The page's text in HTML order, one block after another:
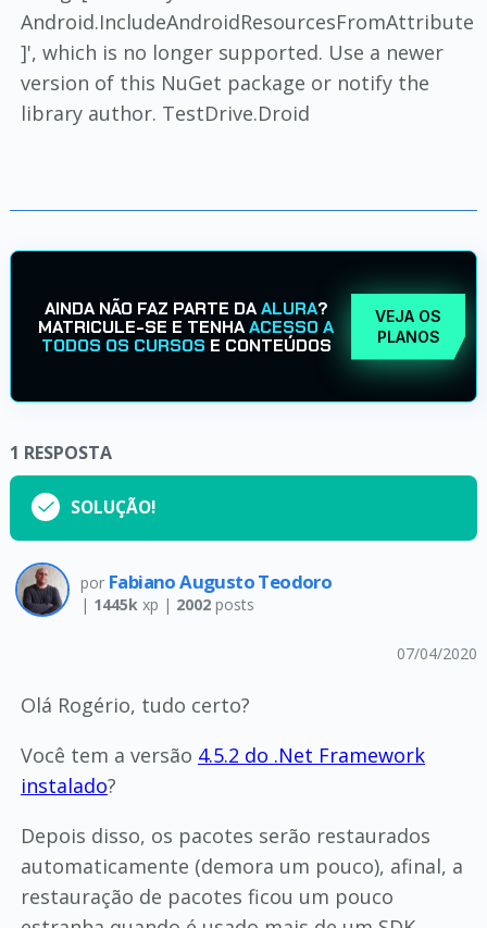
Android.IncludeAndroidResourcesFromAttribute
]', which is no longer supported. Use a newer
version of this NuGet package or notify the
library author. TestDrive.Droid
AINDA NÃO FAZ PARTE DAALURA?
MATRICULE-SE E TENHAACESSO A
TODOS OS CURSOS E CONTEÚDOS
VEJA OS
PLANOS
1 RESPOSTA
SOLUÇÃO!
por Fabiano Augusto Teodoro
| 1445kxp | 2002posts
07/04/2020
Olá Rogério, tudo certo?
Você tem a versão 4.5.2 do .Net Framework
instalado?
Depois disso, os pacotes serão restaurados
automaticamente (demora um pouco), afinal, a
restauração de pacotes ficou um pouco